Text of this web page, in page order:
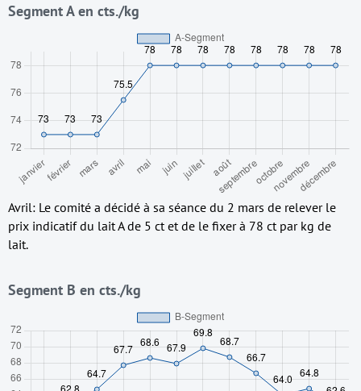
Segment A en cts./kg
Avril: Le comité a décidé à sa séance du 2 mars de relever le
prix indicatif du lait A de 5 ct et de le fixer à 78 ct par kg de
lait.
Segment B en cts./kg